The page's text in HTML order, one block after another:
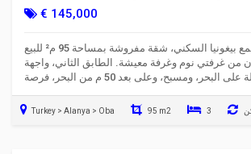
م من البحر وإطلالة بحرية
€ 145,000
في قلب أوبا، في مجمع بيغونيا السكني، شقة مفروشة بمساحة 95 م² للبيع
من غرفتي نوم وغرفة معيشة. الطابق الثاني، واجهة
جنوبية شرقية، بإطلالة على البحر، ومسبح، وعلى بعد 50 م من البحر، فرصة
Turkey > Alanya > Oba 95 m2 3